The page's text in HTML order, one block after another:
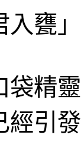
甕」
袋精
經引